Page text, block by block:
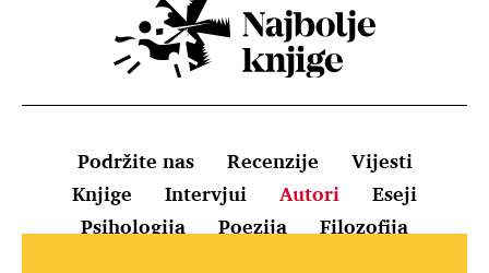
Podržite nas Recenzije
Vijesti
Knjige
Intervjui Autori
Eseji
Psihologija
Poezija Filozofija